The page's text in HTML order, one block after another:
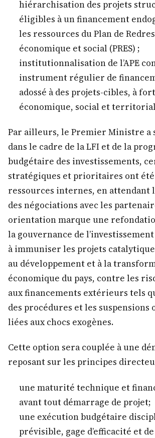
hiérarchisation des projets
éligibles à un financement
les ressources du Plan de
économique et social (PRES) ;
institutionnalisation de l’APE
instrument régulier de
adossé à des projets-cibles, à
économique, social et
Par ailleurs, le Premier Ministre a
dans le cadre de la LFI et de la
budgétaire des investissements,
stratégiques et prioritaires ont
ressources internes, en attendant
des négociations avec les
orientation marque une
la gouvernance de
à immuniser les projets
au développement et à la
économique du pays, contre les
aux financements extérieurs tels
des procédures et les suspensions
liées aux chocs exogènes.
Cette option sera couplée à une
reposant sur les principes
une maturité technique et
avant tout démarrage de projet;
une exécution budgétaire
prévisible, gage d’efficacité et